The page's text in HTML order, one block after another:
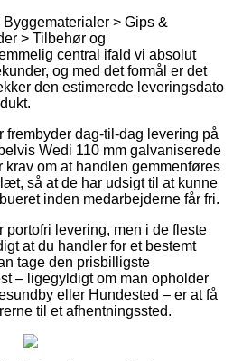
> Gips &
> Tilbehør og
central ifald vi absolut
og med det formål er det
den estimerede leveringsdato
frembyder dag-til-dag levering på
Wedi 110 mm galvaniserede
krav om at handlen gemmenføres
så at de har udsigt til at kunne
inden medarbejderne får fri.
portofri levering, men i de fleste
at du handler for et bestemt
tage den prisbilligste
– ligegyldigt om man opholder
eller Hundested – er at få
til et afhentningssted.